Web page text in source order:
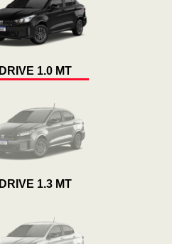
DRIVE 1.0 MT
DRIVE 1.3 MT